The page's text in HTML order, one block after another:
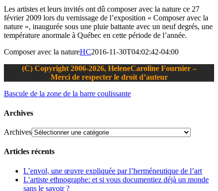
Les artistes et leurs invités ont dû composer avec la nature ce 27
février 2009 lors du vernissage de l’exposition « Composer avec la
nature », inaugurée sous une pluie battante avec un neuf degrés, une
température anormale à Québec en cette période de l’année.
Composer avec la natureHC2016-11-30T04:02:42-04:00
(C) Copyright 2006-2026, HeleneCaroline Fournier –
Merci de respecter le droit d’auteur
Bascule de la zone de la barre coulissante
Archives
Archives
Articles récents
L’envol, une œuvre expliquée par l’herméneutique de l’art
L’artiste ethnographe: et si vous documentiez déjà un monde
sans le savoir ?